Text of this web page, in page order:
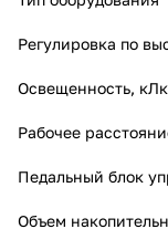
Регулировка по
Освещенность, кЛк
Рабочее
Педальный блок
Объем